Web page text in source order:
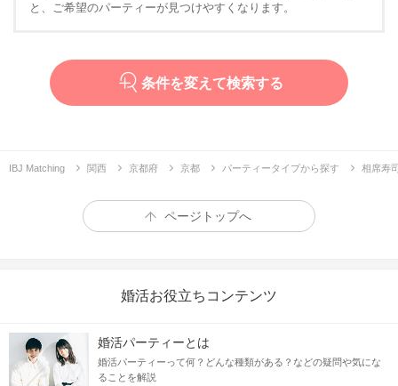
と、ご希望のパーティーが見つけやすくなります。
条件を変えて検索する
IBJ Matching 関西 京都府 京都 パーティータイプから探す 相席寿
ページトップへ
婚活お役立ちコンテンツ
婚活パーティーとは
婚活パーティーって何？どんな種類がある？などの疑問や気にな
ることを解説